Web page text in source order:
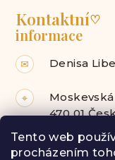
Tento web
procházením
Kontaktní♡
informace
✉ Denisa
⌖
Moskevská
470 01
Facebook